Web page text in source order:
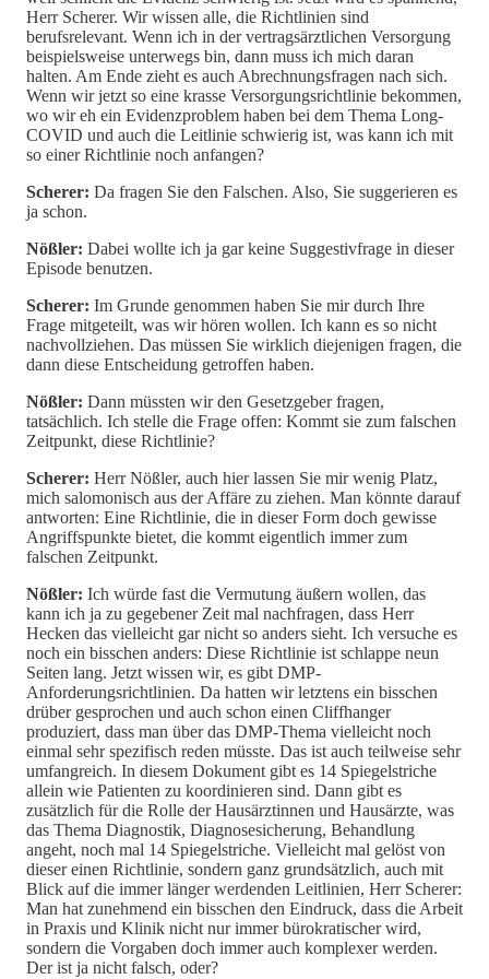
Herr Scherer. Wir wissen alle, die Richtlinien sind
berufsrelevant. Wenn ich in der vertragsärztlichen Versorgung
beispielsweise unterwegs bin, dann muss ich mich daran
halten. Am Ende zieht es auch Abrechnungsfragen nach sich.
Wenn wir jetzt so eine krasse Versorgungsrichtlinie bekommen,
wo wir eh ein Evidenzproblem haben bei dem Thema Long-
COVID und auch die Leitlinie schwierig ist, was kann ich mit
so einer Richtlinie noch anfangen?
Scherer: Da fragen Sie den Falschen. Also, Sie suggerieren es
ja schon.
Nößler: Dabei wollte ich ja gar keine Suggestivfrage in dieser
Episode benutzen.
Scherer: Im Grunde genommen haben Sie mir durch Ihre
Frage mitgeteilt, was wir hören wollen. Ich kann es so nicht
nachvollziehen. Das müssen Sie wirklich diejenigen fragen, die
dann diese Entscheidung getroffen haben.
Nößler: Dann müssten wir den Gesetzgeber fragen,
tatsächlich. Ich stelle die Frage offen: Kommt sie zum falschen
Zeitpunkt, diese Richtlinie?
Scherer: Herr Nößler, auch hier lassen Sie mir wenig Platz,
mich salomonisch aus der Affäre zu ziehen. Man könnte darauf
antworten: Eine Richtlinie, die in dieser Form doch gewisse
Angriffspunkte bietet, die kommt eigentlich immer zum
falschen Zeitpunkt.
Nößler: Ich würde fast die Vermutung äußern wollen, das
kann ich ja zu gegebener Zeit mal nachfragen, dass Herr
Hecken das vielleicht gar nicht so anders sieht. Ich versuche es
noch ein bisschen anders: Diese Richtlinie ist schlappe neun
Seiten lang. Jetzt wissen wir, es gibt DMP-
Anforderungsrichtlinien. Da hatten wir letztens ein bisschen
drüber gesprochen und auch schon einen Cliffhanger
produziert, dass man über das DMP-Thema vielleicht noch
einmal sehr spezifisch reden müsste. Das ist auch teilweise sehr
umfangreich. In diesem Dokument gibt es 14 Spiegelstriche
allein wie Patienten zu koordinieren sind. Dann gibt es
zusätzlich für die Rolle der Hausärztinnen und Hausärzte, was
das Thema Diagnostik, Diagnosesicherung, Behandlung
angeht, noch mal 14 Spiegelstriche. Vielleicht mal gelöst von
dieser einen Richtlinie, sondern ganz grundsätzlich, auch mit
Blick auf die immer länger werdenden Leitlinien, Herr Scherer:
Man hat zunehmend ein bisschen den Eindruck, dass die Arbeit
in Praxis und Klinik nicht nur immer bürokratischer wird,
sondern die Vorgaben doch immer auch komplexer werden.
Der ist ja nicht falsch, oder?